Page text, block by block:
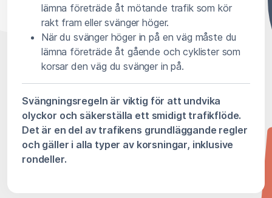
lämna företräde åt mötande trafik som kör
rakt fram eller svänger höger.
När du svänger höger in på en väg måste du
lämna företräde åt gående och cyklister som
korsar den väg du svänger in på.
Svängningsregeln är viktig för att undvika
olyckor och säkerställa ett smidigt trafikflöde.
Det är en del av trafikens grundläggande regler
och gäller i alla typer av korsningar, inklusive
rondeller.